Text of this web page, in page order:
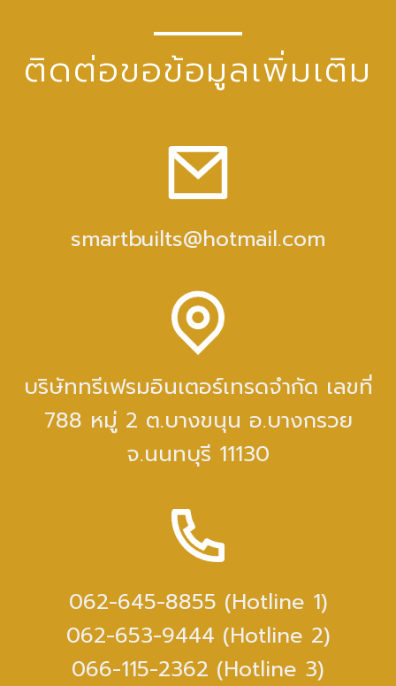
ติดต่อขอข้อมูลเพิ่มเติม
smartbuilts@hotmail.com
บริษัททรีเฟรมอินเตอร์เทรดจำกัด เลขที่
788 หมู่ 2 ต.บางขนุน อ.บางกรวย
จ.นนทบุรี 11130
062-645-8855 (Hotline 1)
062-653-9444 (Hotline 2)
066-115-2362 (Hotline 3)